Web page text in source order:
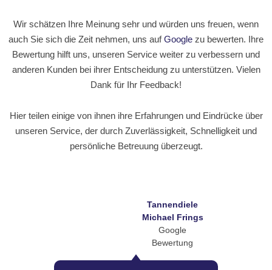
Wir schätzen Ihre Meinung sehr und würden uns freuen, wenn
auch Sie sich die Zeit nehmen, uns aufGoogle zu bewerten. Ihre
Bewertung hilft uns, unseren Service weiter zu verbessern und
anderen Kunden bei ihrer Entscheidung zu unterstützen. Vielen
Dank für Ihr Feedback!
Hier teilen einige von ihnen ihre Erfahrungen und Eindrücke über
unseren Service, der durch Zuverlässigkeit, Schnelligkeit und
persönliche Betreuung überzeugt.
Tannendiele
Michael Frings
Google
Bewertung